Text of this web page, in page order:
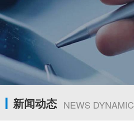
新闻动态 NEWS DYNAMIC